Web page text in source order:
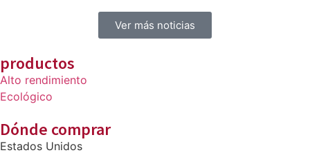
Ver más noticias
productos
Alto rendimiento
Ecológico
Dónde comprar
Estados Unidos